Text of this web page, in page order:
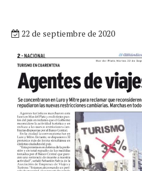
22 de septiembre de 2020